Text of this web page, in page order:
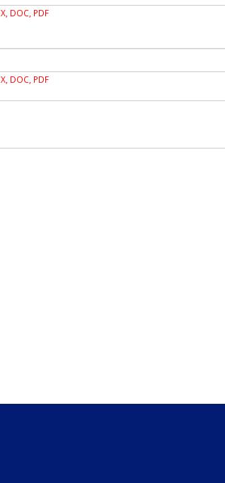
DOC, PDF
DOC, PDF